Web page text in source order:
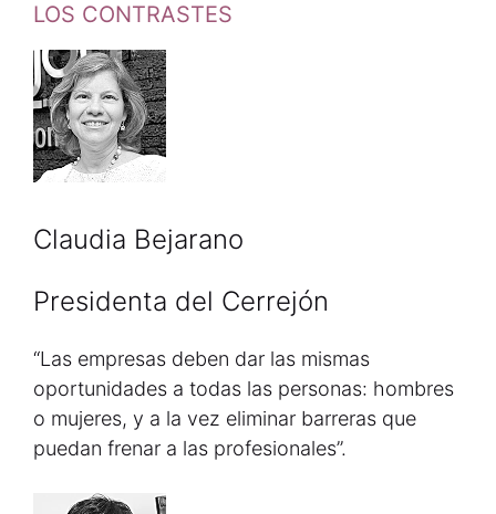
LOS CONTRASTES
Claudia Bejarano
Presidenta del Cerrejón
“Las empresas deben dar las mismas
oportunidades a todas las personas: hombres
o mujeres, y a la vez eliminar barreras que
puedan frenar a las profesionales”.